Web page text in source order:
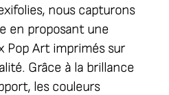
nous capturons
en proposant une
Pop Art imprimés sur
Grâce à la brillance
les couleurs